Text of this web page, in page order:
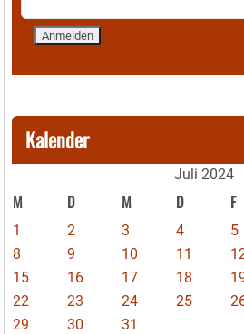
Kalender
Juli 2024
M D M D F
1 2 3 4 5
8
9 10 11
15
16 17 18
22
23 24 25
29
30
31